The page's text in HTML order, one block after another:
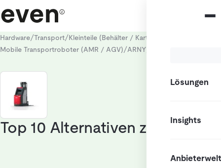
Lösungen
Insights
Anbieterwelt
Hardware/Transport/Kleinteile (Behälter / Kartons)
Mobile Transportroboter (AMR / AGV)/ARNY
Top 10 Alternativen zu ARNY